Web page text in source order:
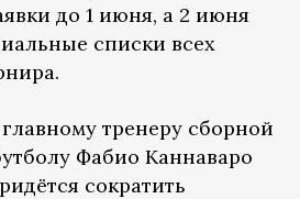
до 1 июня, а 2 июня
списки всех
тренеру сборной
Фабио Каннаваро
сократить